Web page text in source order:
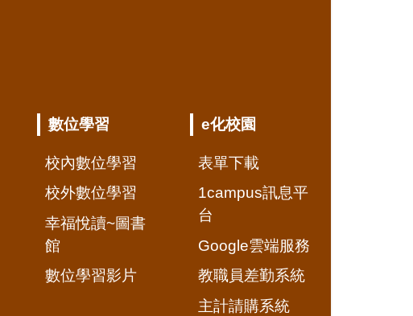
數位學習
校內數位學習
校外數位學習
幸福悅讀~圖書
館
數位學習影片
e化校園
表單下載
1campus訊息平
台
Google雲端服務
教職員差勤系統
主計請購系統